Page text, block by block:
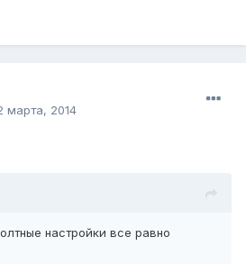
марта, 2014
настройки все равно